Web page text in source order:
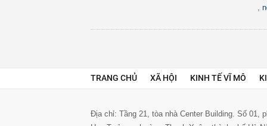
TRANG CHỦ XÃ HỘI KINH TẾ VĨ MÔ
Địa chỉ: Tầng 21, tòa nhà Center Building. Số 01,